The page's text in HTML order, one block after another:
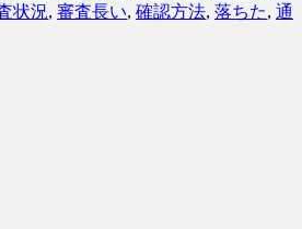
状況, 審査長い, 確認方法, 落ちた, 通